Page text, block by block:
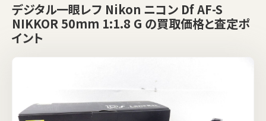
デジタル一眼レフ Nikon ニコン Df AF-S
NIKKOR 50mm 1:1.8 G の買取価格と査定ポ
イント